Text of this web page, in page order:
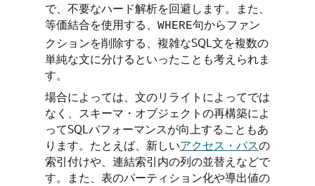
で、不要なハード解析を回避します。また、
等価結合を使用する、 WHERE句からファン
クションを削除する、複雑なSQL文を複数の
単純な文に分けるといったことも考えられま
す。
場合によっては、文のリライトによってでは
なく、スキーマ・オブジェクトの再構築によ
ってSQLパフォーマンスが向上することもあ
ります。たとえば、新しいアクセス・パスの
索引付けや、連結索引内の列の並替えなどで
す。また、表のパーティション化や導出値の